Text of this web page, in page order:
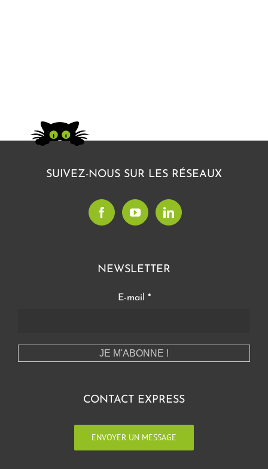
SUIVEZ-NOUS SUR LES RÉSEAUX
NEWSLETTER
E-mail *
CONTACT EXPRESS
ENVOYER UN MESSAGE